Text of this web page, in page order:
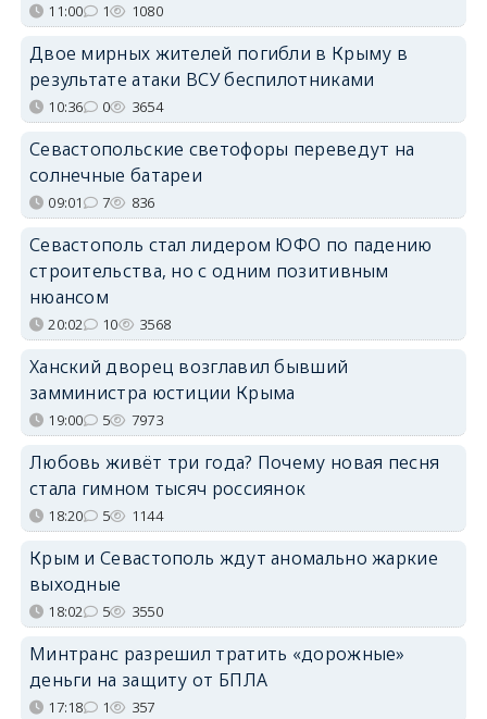
11:00 1 1080
Двое мирных жителей погибли в Крыму в
результате атаки ВСУ беспилотниками
10:36 0 3654
Севастопольские светофоры переведут на
солнечные батареи
09:01 7 836
Севастополь стал лидером ЮФО по падению
строительства, но с одним позитивным
нюансом
20:02 10 3568
Ханский дворец возглавил бывший
замминистра юстиции Крыма
19:00 5 7973
Любовь живёт три года? Почему новая песня
стала гимном тысяч россиянок
18:20 5 1144
Крым и Севастополь ждут аномально жаркие
выходные
18:02 5 3550
Минтранс разрешил тратить «дорожные»
деньги на защиту от БПЛА
17:18 1 357